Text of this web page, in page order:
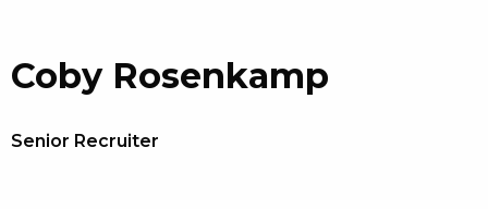
Coby Rosenkamp
Senior Recruiter